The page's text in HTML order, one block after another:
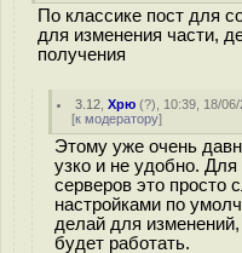
По классике пост для
для изменения части,
получения
3.12 ,Хрю (?), 10:39, 18/
[к модератору]
Этому уже очень
узко и не удобно.
серверов это просто
настройками по
делай для
будет работать.